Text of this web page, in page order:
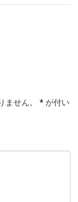
せん。 * が付い